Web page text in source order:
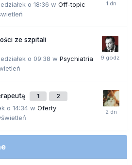
o 18:36 w Off-topic
ze szpitali
o 09:38 w Psychiatria
1 2
o 14:34 w Oferty